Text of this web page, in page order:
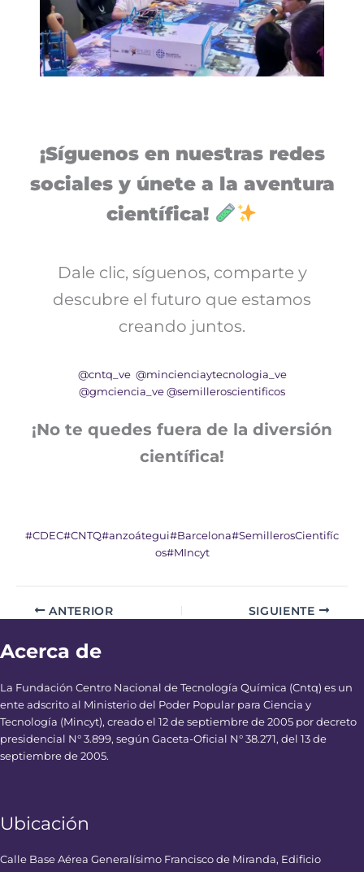
¡Síguenos en nuestras redes
sociales y únete a la aventura
científica!
Dale clic, síguenos, comparte y
descubre el futuro que estamos
creando juntos.
@cntq_ve @mincienciaytecnologia_ve
@gmciencia_ve @semilleroscientificos
¡No te quedes fuera de la diversión
científica!
#CDEC#CNTQ#anzoátegui#Barcelona#SemillerosCientifíc
os#MIncyt
ANTERIOR SIGUIENTE
Acerca de
La Fundación Centro Nacional de Tecnología Química (Cntq) es un
ente adscrito al Ministerio del Poder Popular para Ciencia y
Tecnología (Mincyt), creado el 12 de septiembre de 2005 por decreto
presidencial N° 3.899, según Gaceta-Oficial N° 38.271, del 13 de
septiembre de 2005.
Ubicación
Calle Base Aérea Generalísimo Francisco de Miranda, Edificio